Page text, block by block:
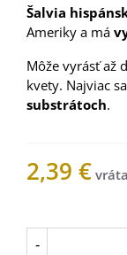
Šalvia
Ameriky a má
Môže vyrásť až
kvety. Najviac
substrátoch.
2,39 €
-